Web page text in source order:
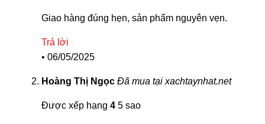
Giao hàng đúng hẹn, sản phẩm nguyên vẹn.
Trả lời
• 06/05/2025
Hoàng Thị Ngọc Đã mua tại xachtaynhat.net
Được xếp hạng 4 5 sao